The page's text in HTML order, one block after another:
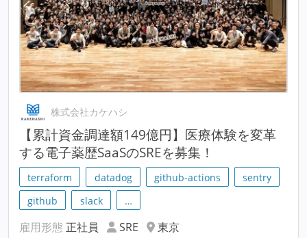
株式会社カケハシ
【累計資金調達額149億円】医療体験を変革
する電子薬歴SaaSのSREを募集！
terraform datadog github-actions
sentry
github
slack …
雇用形態 正社員 SRE
東京